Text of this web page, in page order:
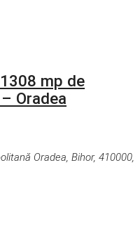
mp de
Oradea
Oradea, Bihor, 410000,